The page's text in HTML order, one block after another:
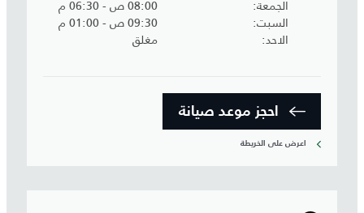
الجمعة
08:00 ص - 06:30 م
السبت
09:30 ص - 01:00 م
الاحد
مغلق
احجز موعد صيانة‎
اعرض على الخريطة